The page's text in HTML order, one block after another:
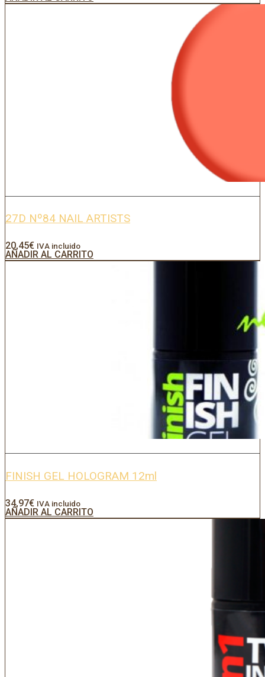
27D Nº84 NAIL ARTISTS
20,45€ IVA incluido
AÑADIR AL CARRITO
FINISH GEL HOLOGRAM 12ml
34,97€ IVA incluido
AÑADIR AL CARRITO